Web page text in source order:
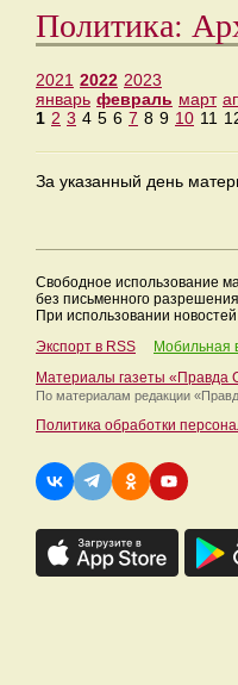
Политика:
2021 2022 2023
январь февраль март
1 2 3 4 5 6 7 8 9 10 11
За указанный день
Свободное использование
без письменного
При использовании
Экспорт в RSS
Мобильная
Материалы газеты «Правда
По материалам редакции
Политика обработки